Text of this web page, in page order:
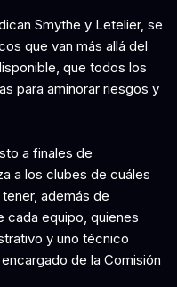
Smythe y Letelier, se
que van más allá del
que todos los
para aminorar riesgos y
a finales de
a los clubes de cuáles
además de
cada equipo, quienes
y uno técnico
de la Comisión